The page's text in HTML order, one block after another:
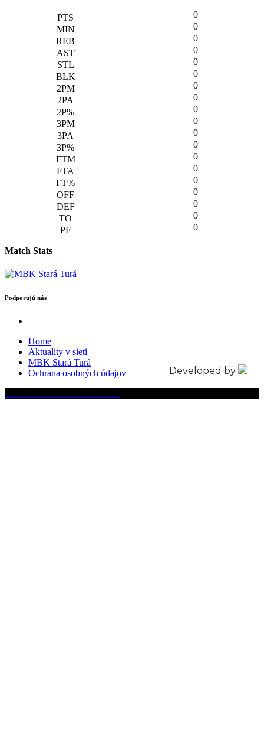
0
0
0
0
0
0
0
0
0
0
0
0
0
0
0
0
0
0
0
Match Stats
Podporujú nás
Home
Aktuality v sieti
MBK Stará Turá
Ochrana osobných údajov
Developed by